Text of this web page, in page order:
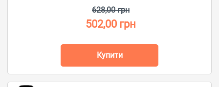
628,00 грн
502,00 грн
Купити